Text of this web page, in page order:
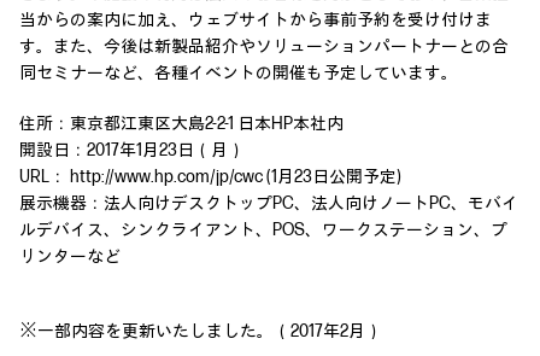
当からの案内に加え、ウェブサイトから事前予約を受け付けま
す。また、今後は新製品紹介やソリューションパートナーとの合
同セミナーなど、各種イベントの開催も予定しています。
住所：東京都江東区大島2-2-1 日本HP本社内
開設日：2017年1月23日（月）
URL： http://www.hp.com/jp/cwc (1月23日公開予定)
展示機器：法人向けデスクトップPC、法人向けノートPC、モバイ
ルデバイス、シンクライアント、POS、ワークステーション、プ
リンターなど
※一部内容を更新いたしました。（2017年2月）